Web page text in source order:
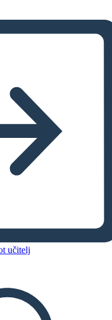
učitelj